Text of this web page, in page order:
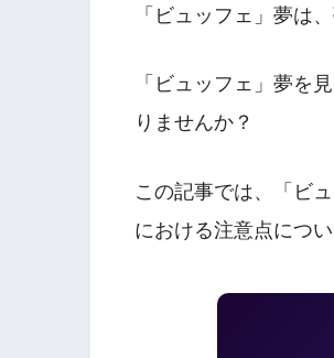
「ビュッフェ」夢は
「ビュッフェ」夢を
りませんか？
この記事では、「ビ
における注意点につ